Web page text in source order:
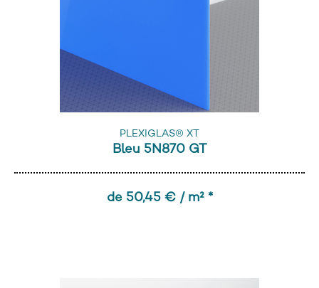
PLEXIGLAS® XT
Bleu 5N870 GT
de 50,45 € / m² *